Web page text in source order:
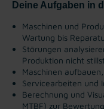
Deine Aufgaben in
Maschinen und
Wartung bis
Störungen
Produktion nicht
Maschinen
Servicearbeiten und
Berechnung und
MTBF) zur